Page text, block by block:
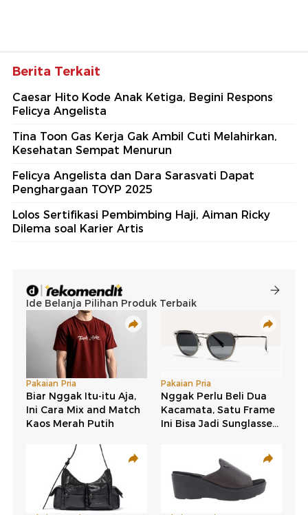
Berita Terkait
Caesar Hito Kode Anak Ketiga, Begini Respons
Felicya Angelista
Tina Toon Gas Kerja Gak Ambil Cuti Melahirkan,
Kesehatan Sempat Menurun
Felicya Angelista dan Dara Sarasvati Dapat
Penghargaan TOYP 2025
Lolos Sertifikasi Pembimbing Haji, Aiman Ricky
Dilema soal Karier Artis